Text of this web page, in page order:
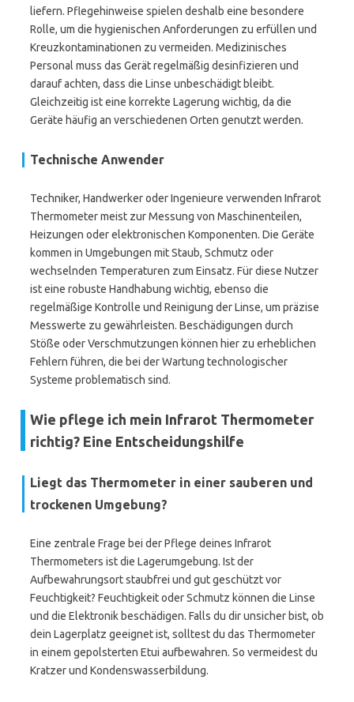
liefern. Pflegehinweise spielen deshalb eine besondere
Rolle, um die hygienischen Anforderungen zu erfüllen und
Kreuzkontaminationen zu vermeiden. Medizinisches
Personal muss das Gerät regelmäßig desinfizieren und
darauf achten, dass die Linse unbeschädigt bleibt.
Gleichzeitig ist eine korrekte Lagerung wichtig, da die
Geräte häufig an verschiedenen Orten genutzt werden.
Technische Anwender
Techniker, Handwerker oder Ingenieure verwenden Infrarot
Thermometer meist zur Messung von Maschinenteilen,
Heizungen oder elektronischen Komponenten. Die Geräte
kommen in Umgebungen mit Staub, Schmutz oder
wechselnden Temperaturen zum Einsatz. Für diese Nutzer
ist eine robuste Handhabung wichtig, ebenso die
regelmäßige Kontrolle und Reinigung der Linse, um präzise
Messwerte zu gewährleisten. Beschädigungen durch
Stöße oder Verschmutzungen können hier zu erheblichen
Fehlern führen, die bei der Wartung technologischer
Systeme problematisch sind.
Wie pflege ich mein Infrarot Thermometer
richtig? Eine Entscheidungshilfe
Liegt das Thermometer in einer sauberen und
trockenen Umgebung?
Eine zentrale Frage bei der Pflege deines Infrarot
Thermometers ist die Lagerumgebung. Ist der
Aufbewahrungsort staubfrei und gut geschützt vor
Feuchtigkeit? Feuchtigkeit oder Schmutz können die Linse
und die Elektronik beschädigen. Falls du dir unsicher bist, ob
dein Lagerplatz geeignet ist, solltest du das Thermometer
in einem gepolsterten Etui aufbewahren. So vermeidest du
Kratzer und Kondenswasserbildung.